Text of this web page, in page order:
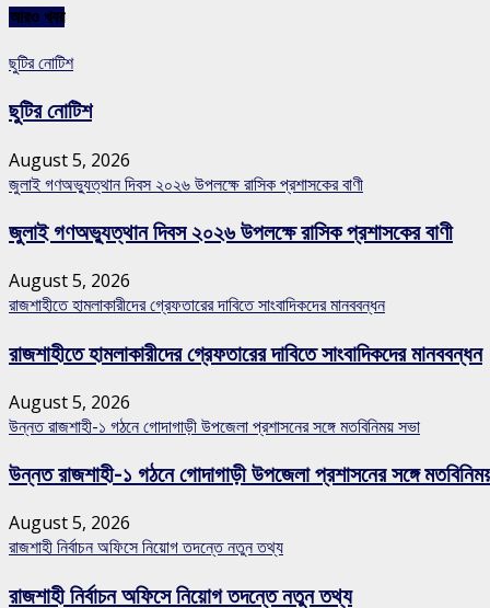
আরও খবর
ছুটির নোটিশ
ছুটির নোটিশ
August 5, 2026
জুলাই গণঅভ্যুত্থান দিবস ২০২৬ উপলক্ষে রাসিক প্রশাসকের বাণী
জুলাই গণঅভ্যুত্থান দিবস ২০২৬ উপলক্ষে রাসিক প্রশাসকের বাণী
August 5, 2026
রাজশাহীতে হামলাকারীদের গ্রেফতারের দাবিতে সাংবাদিকদের মানববন্ধন
রাজশাহীতে হামলাকারীদের গ্রেফতারের দাবিতে সাংবাদিকদের মানববন্ধন
August 5, 2026
উন্নত রাজশাহী-১ গঠনে গোদাগাড়ী উপজেলা প্রশাসনের সঙ্গে মতবিনিময় সভা
উন্নত রাজশাহী-১ গঠনে গোদাগাড়ী উপজেলা প্রশাসনের সঙ্গে
August 5, 2026
রাজশাহী নির্বাচন অফিসে নিয়োগ তদন্তে নতুন তথ্য
রাজশাহী নির্বাচন অফিসে নিয়োগ তদন্তে নতুন তথ্য